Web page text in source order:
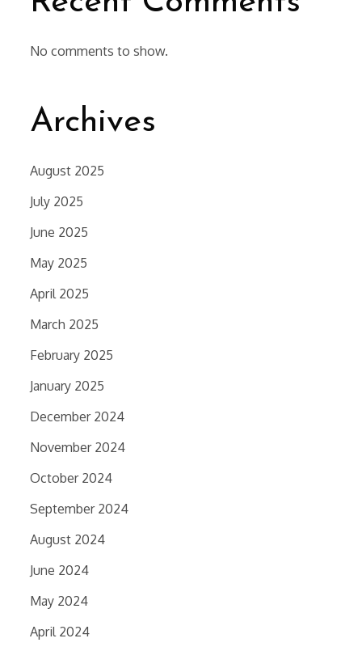
No comments to show.
Archives
August 2025
July 2025
June 2025
May 2025
April 2025
March 2025
February 2025
January 2025
December 2024
November 2024
October 2024
September 2024
August 2024
June 2024
May 2024
April 2024